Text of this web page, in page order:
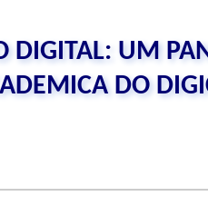
DIGITAL: UM
DO